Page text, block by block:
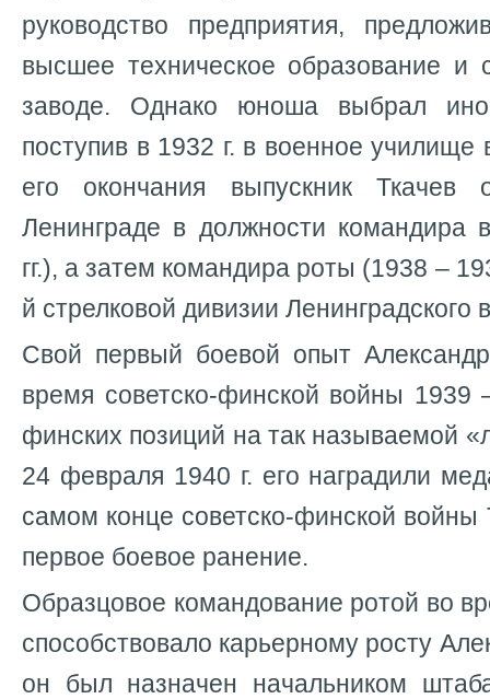
руководство предприятия,
высшее техническое образование и
заводе. Однако юноша выбрал
поступив в 1932 г. в военное
его окончания выпускник Ткачев
Ленинграде в должности командира
гг.), а затем командира роты (1938 –
й стрелковой дивизии Ленинградского
Свой первый боевой опыт
время советско-финской войны 1939
финских позиций на так называемой
24 февраля 1940 г. его наградили
самом конце советско-финской войны
первое боевое ранение.
Образцовое командование ротой во
способствовало карьерному росту
он был назначен начальником